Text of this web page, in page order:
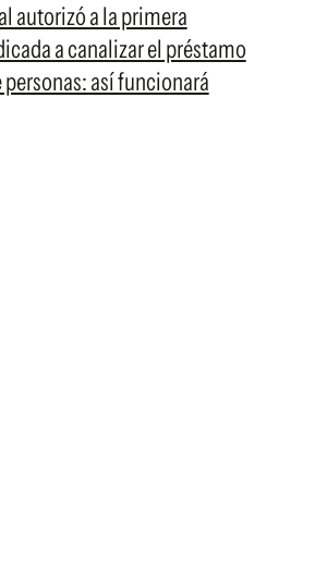
autorizó a la primera
a canalizar el préstamo
así funcionará